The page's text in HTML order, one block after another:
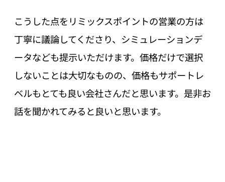
こうした点をリミックスポイントの営業の方は
丁寧に議論してくださり、シミュレーションデ
ータなども提示いただけます。価格だけで選択
しないことは大切なものの、価格もサポートレ
ベルもとても良い会社さんだと思います。是非お
話を聞かれてみると良いと思います。